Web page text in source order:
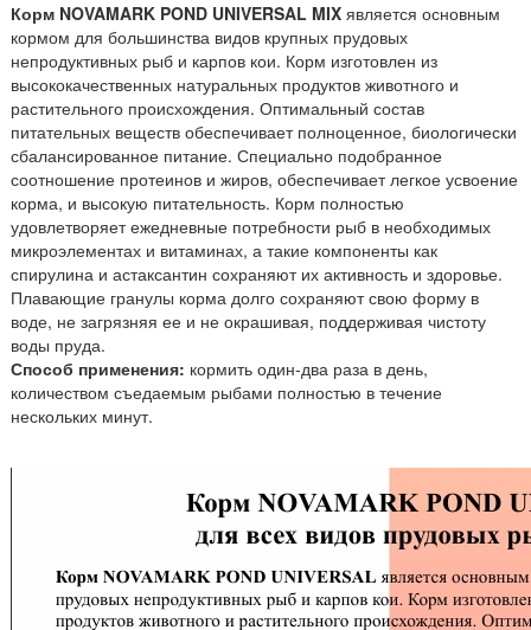
Корм NOVAMARK POND UNIVERSAL MIX является основным
кормом для большинства видов крупных прудовых
непродуктивных рыб и карпов кои. Корм изготовлен из
высококачественных натуральных продуктов животного и
растительного происхождения. Оптимальный состав
питательных веществ обеспечивает полноценное, биологически
сбалансированное питание. Специально подобранное
соотношение протеинов и жиров, обеспечивает легкое усвоение
корма, и высокую питательность. Корм полностью
удовлетворяет ежедневные потребности рыб в необходимых
микроэлементах и витаминах, а такие компоненты как
спирулина и астаксантин сохраняют их активность и здоровье.
Плавающие гранулы корма долго сохраняют свою форму в
воде, не загрязняя ее и не окрашивая, поддерживая чистоту
воды пруда.
Способ применения: кормить один-два раза в день,
количеством съедаемым рыбами полностью в течение
нескольких минут.